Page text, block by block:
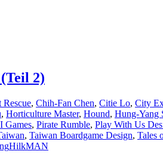
2)
Rescue, Chih-Fan Chen, Citie Lo, City
, Horticulture Master, Hound, Hung-Yang
Games, Pirate Rumble, Play With Us
, Taiwan Boardgame Design, Tales
HilkMAN